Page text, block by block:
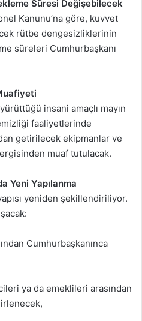
Süresi Değişebilecek
Kanunu’na göre, kuvvet
rütbe dengesizliklerinin
süreleri Cumhurbaşkanı
insani amaçlı mayın
faaliyetlerinde
getirilecek ekipmanlar ve
muaf tutulacak.
Yeni Yapılanma
yeniden şekillendiriliyor.
Cumhurbaşkanınca
ya da emeklileri arasından